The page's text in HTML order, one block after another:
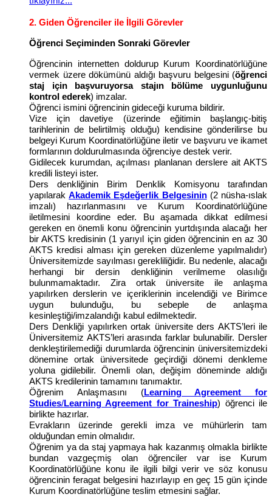
2. Giden Öğrenciler ile İlgili Görevler
Öğrenci Seçiminden Sonraki Görevler
Öğrencinin internetten doldurup Kurum Koordinatörlüğüne
vermek üzere dökümünü aldığı başvuru belgesini (öğrenci
staj için başvuruyorsa stajın bölüme uygunluğunu
kontrol ederek) imzalar.
Öğrenci ismini öğrencinin gideceği kuruma bildirir.
Vize için davetiye (üzerinde eğitimin başlangıç-bitiş
tarihlerinin de belirtilmiş olduğu) kendisine gönderilirse bu
belgeyi Kurum Koordinatörlüğüne iletir ve başvuru ve ikamet
formlarının doldurulmasında öğrenciye destek verir.
Gidilecek kurumdan, açılması planlanan derslere ait AKTS
kredili listeyi ister.
Ders denkliğinin Birim Denklik Komisyonu tarafından
yapılarakAkademik Eşdeğerlik Belgesinin (2 nüsha-ıslak
imzalı) hazırlanmasını ve Kurum Koordinatörlüğüne
iletilmesini koordine eder. Bu aşamada dikkat edilmesi
gereken en önemli konu öğrencinin yurtdışında alacağı her
bir AKTS kredisinin (1 yarıyıl için giden öğrencinin en az 30
AKTS kredisi alması için gereken düzenleme yapılmalıdır)
Üniversitemizde sayılması gerekliliğidir. Bu nedenle, alacağı
herhangi bir dersin denkliğinin verilmeme olasılığı
bulunmamaktadır. Zira ortak üniversite ile anlaşma
yapılırken derslerin ve içeriklerinin incelendiği ve Birimce
uygun bulunduğu, bu sebeple de anlaşma
kesinleştiği/imzalandığı kabul edilmektedir.
Ders Denkliği yapılırken ortak üniversite ders AKTS’leri ile
Üniversitemiz AKTS’leri arasında farklar bulunabilir. Dersler
denkleştirilemediği durumlarda öğrencinin üniversitemizdeki
dönemine ortak üniversitede geçirdiği dönemi denkleme
yoluna gidilebilir. Önemli olan, değişim döneminde aldığı
AKTS kredilerinin tamamını tanımaktır.
Öğrenim Anlaşmasını (Learning Agreement for
Studies/Learning Agreement for Traineship) öğrenci ile
birlikte hazırlar.
Evrakların üzerinde gerekli imza ve mühürlerin tam
olduğundan emin olmalıdır.
Öğrenim ya da staj yapmaya hak kazanmış olmakla birlikte
bundan vazgeçmiş olan öğrenciler var ise Kurum
Koordinatörlüğüne konu ile ilgili bilgi verir ve söz konusu
öğrencinin feragat belgesini hazırlayıp en geç 15 gün içinde
Kurum Koordinatörlüğüne teslim etmesini sağlar.